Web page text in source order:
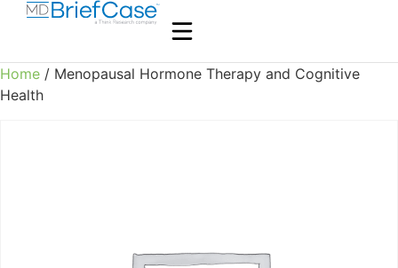
Home / Menopausal Hormone Therapy and Cognitive
Health